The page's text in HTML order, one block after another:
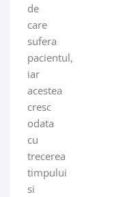
de
care
sufera
pacientul,
iar
acestea
cresc
odata
cu
trecerea
timpului
si